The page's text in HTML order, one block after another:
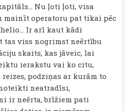
Nu ļoti ļoti, visa
mainīt operatoru pat tikai pēc
Ir arī kaut kādi
tas viss nogrimst neērtību
skaits, kas jāveic, lai
ierakstu vai ko citu,
podziņas ar kurām to
neatradīsi,
ir neērta, brīžiem pati